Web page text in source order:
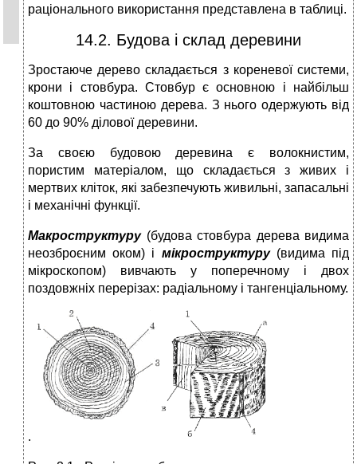
раціонального використання представлена в таблиці.
14.2. Будова і склад деревини
Зростаюче дерево складається з кореневої системи,
крони і стовбура. Стовбур є основною і найбільш
коштовною частиною дерева. З нього одержують від
60 до 90% ділової деревини.
За своєю будовою деревина є волокнистим,
пористим матеріалом, що складається з живих і
мертвих кліток, які забезпечують живильні, запасальні
і механічні функції.
Макроструктуру(будова стовбура дерева видима
неозброєним оком) і мікроструктуру (видима під
мікроскопом) вивчають у поперечному і двох
поздовжніх перерізах: радіальному і тангенціальному.
.